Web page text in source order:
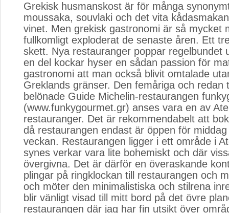
Grekisk husmanskost är för många
moussaka, souvlaki och det vita
vinet. Men grekisk gastronomi är så mycket
fullkomligt exploderat de senaste åren. Ett
skett. Nya restauranger poppar regelbundet
en del kockar hyser en sådan passion för
gastronomi att man också blivit omtalade
Greklands gränser. Den femåriga och redan
belönade Guide Michelin-restaurangen
(www.funkygourmet.gr) anses vara en av
restauranger. Det är rekommendabelt att
då restaurangen endast är öppen för
veckan. Restaurangen ligger i ett område i
synes verkar vara lite bohemiskt och där
övergivna. Det är därför en överaskande
plingar på ringklockan till restaurangen och
och möter den minimalistiska och stilrena
blir vänligt visad till mitt bord på det övre
restaurangen där jag har fin utsikt över